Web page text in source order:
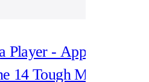
Player - Apple
14 Tough MagSafe